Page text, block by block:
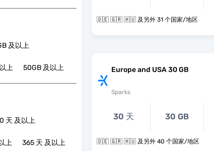
及以上
上 50GB 及以上
天 及以上
上 365 天 及以上
🇩🇪 🇬🇷 🇭🇺 及另外 31 个国家/地区
Europe and USA 30 GB
Sparks
30 天 30 GB
🇩🇪 🇬🇷 🇭🇺 及另外 40 个国家/地区